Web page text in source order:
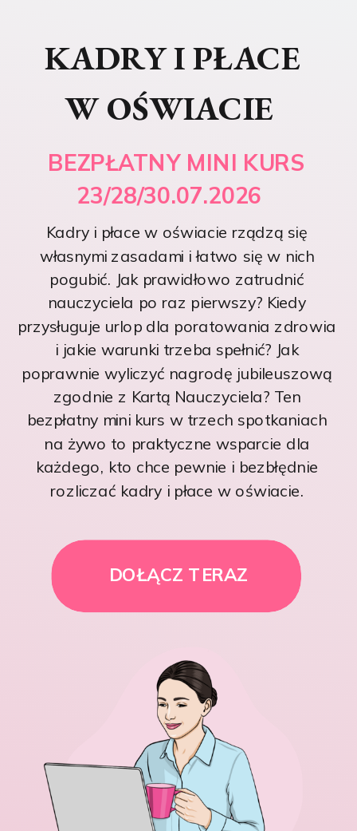
BEZPŁATNY MINI KURS
Kadry i płace w oświacie rządzą się
własnymi zasadami i łatwo się w nich
pogubić. Jak prawidłowo zatrudnić
nauczyciela po raz pierwszy? Kiedy
przysługuje urlop dla poratowania zdrowia
i jakie warunki trzeba spełnić? Jak
poprawnie wyliczyć nagrodę jubileuszową
zgodnie z Kartą Nauczyciela? Ten
bezpłatny mini kurs w trzech spotkaniach
na żywo to praktyczne wsparcie dla
każdego, kto chce pewnie i bezbłędnie
rozliczać kadry i płace w oświacie.
DOŁĄCZ TERAZ
KADRY I PŁACE
W OŚWIACIE
23/28/30.07.2026